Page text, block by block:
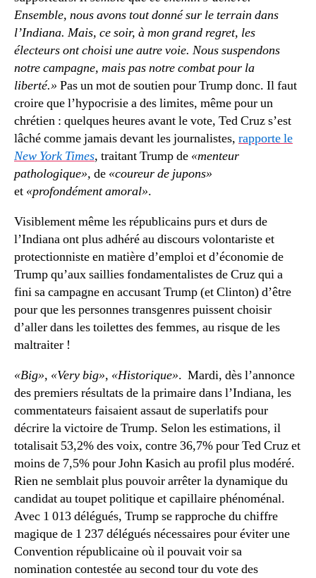
Ensemble, nous avons tout donné sur le terrain dans
l’Indiana. Mais, ce soir, à mon grand regret, les
électeurs ont choisi une autre voie. Nous suspendons
notre campagne, mais pas notre combat pour la
liberté.» Pas un mot de soutien pour Trump donc. Il faut
croire que l’hypocrisie a des limites, même pour un
chrétien : quelques heures avant le vote, Ted Cruz s’est
lâché comme jamais devant les journalistes, rapporte le
New York Times, traitant Trump de «menteur
pathologique», de «coureur de jupons»
et «profondément amoral».
Visiblement même les républicains purs et durs de
l’Indiana ont plus adhéré au discours volontariste et
protectionniste en matière d’emploi et d’économie de
Trump qu’aux saillies fondamentalistes de Cruz qui a
fini sa campagne en accusant Trump (et Clinton) d’être
pour que les personnes transgenres puissent choisir
d’aller dans les toilettes des femmes, au risque de les
maltraiter !
«Big», «Very big», «Historique». Mardi, dès l’annonce
des premiers résultats de la primaire dans l’Indiana, les
commentateurs faisaient assaut de superlatifs pour
décrire la victoire de Trump. Selon les estimations, il
totalisait 53,2% des voix, contre 36,7% pour Ted Cruz et
moins de 7,5% pour John Kasich au profil plus modéré.
Rien ne semblait plus pouvoir arrêter la dynamique du
candidat au toupet politique et capillaire phénoménal.
Avec 1 013 délégués, Trump se rapproche du chiffre
magique de 1 237 délégués nécessaires pour éviter une
Convention républicaine où il pouvait voir sa
nomination contestée au second tour du vote des